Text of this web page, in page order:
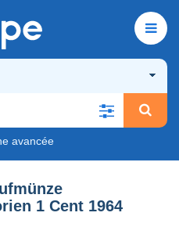
avancée
1 Cent 1964